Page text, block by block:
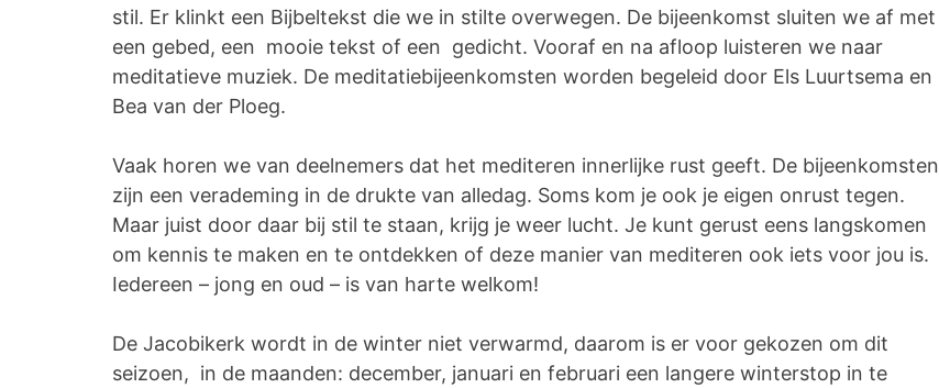
stil. Er klinkt een Bijbeltekst die we in stilte overwegen. De bijeenkomst sluiten we af met
een gebed, een mooie tekst of een gedicht. Vooraf en na afloop luisteren we naar
meditatieve muziek. De meditatiebijeenkomsten worden begeleid door Els Luurtsema en
Bea van der Ploeg.
Vaak horen we van deelnemers dat het mediteren innerlijke rust geeft. De bijeenkomsten
zijn een verademing in de drukte van alledag. Soms kom je ook je eigen onrust tegen.
Maar juist door daar bij stil te staan, krijg je weer lucht. Je kunt gerust eens langskomen
om kennis te maken en te ontdekken of deze manier van mediteren ook iets voor jou is.
Iedereen – jong en oud – is van harte welkom!
De Jacobikerk wordt in de winter niet verwarmd, daarom is er voor gekozen om dit
seizoen, in de maanden: december, januari en februari een langere winterstop in te